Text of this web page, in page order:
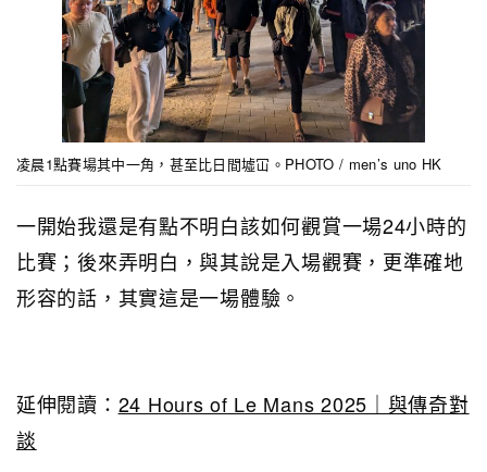
凌晨1點賽場其中一角，甚至比日間墟冚。PHOTO / men’s uno HK
一開始我還是有點不明白該如何觀賞一場24小時的
比賽；後來弄明白，與其說是入場觀賽，更準確地
形容的話，其實這是一場體驗。
延伸閱讀： 24 Hours of Le Mans 2025｜與傳奇對
談